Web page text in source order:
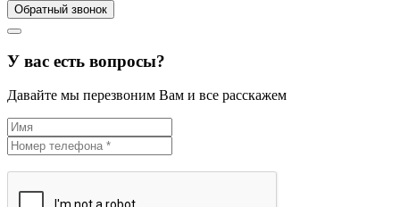
Обратный звонок
У вас есть вопросы?
Давайте мы перезвоним Вам и все расскажем